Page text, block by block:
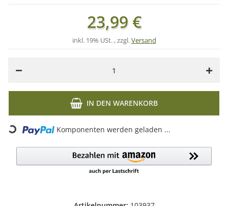
23,99 €
inkl. 19% USt. , zzgl.Versand
IN DEN WARENKORB
Loading... Komponenten werden geladen ...